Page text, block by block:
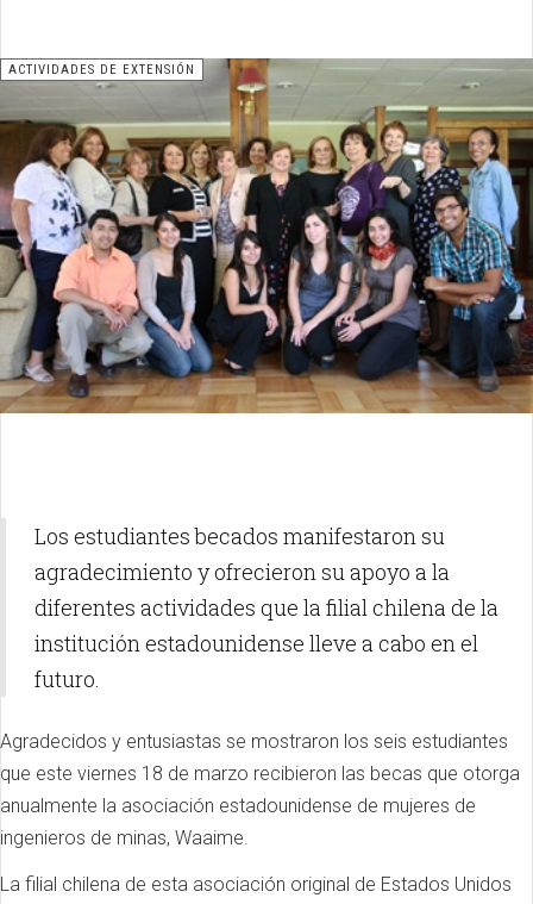
ACTIVIDADES DE EXTENSIÓN
Los estudiantes becados manifestaron su
agradecimiento y ofrecieron su apoyo a la
diferentes actividades que la filial chilena de la
institución estadounidense lleve a cabo en el
futuro.
Agradecidos y entusiastas se mostraron los seis estudiantes
que este viernes 18 de marzo recibieron las becas que otorga
anualmente la asociación estadounidense de mujeres de
ingenieros de minas, Waaime.
La filial chilena de esta asociación original de Estados Unidos